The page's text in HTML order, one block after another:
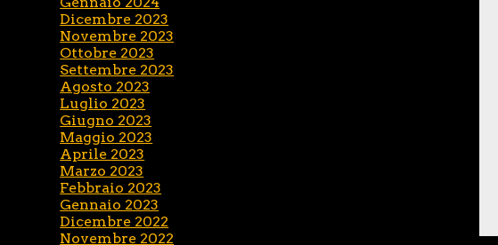
Dicembre 2023
Novembre 2023
Ottobre 2023
Settembre 2023
Agosto 2023
Luglio 2023
Giugno 2023
Maggio 2023
Aprile 2023
Marzo 2023
Febbraio 2023
Gennaio 2023
Dicembre 2022
Novembre 2022